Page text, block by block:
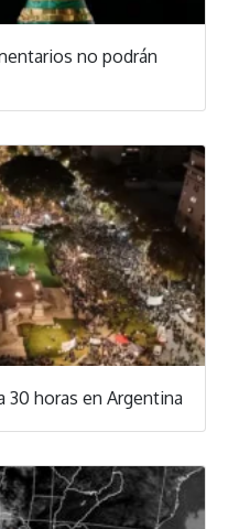
no podrán
30 horas en Argentina